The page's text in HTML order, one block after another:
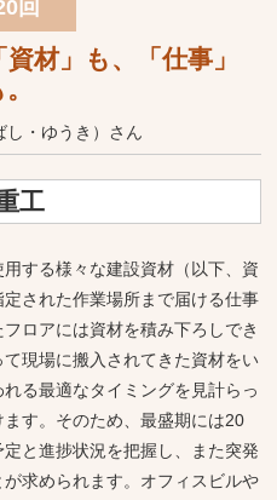
回
材」も、「仕事」
し・ゆうき）さん
工
する様々な建設資材（以下、資
された作業場所まで届ける仕事
ロアには資材を積み下ろしでき
現場に搬入されてきた資材をい
る最適なタイミングを見計らっ
す。そのため、最盛期には20
と進捗状況を把握し、また突発
求められます。オフィスビルや